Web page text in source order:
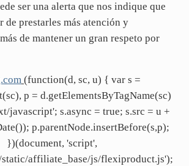
ser una alerta que nos indique que
de prestarles más atención y
de mantener un gran respeto por
(function(d, sc, u) { var s =
p = d.getElementsByTagName(sc)
javascript'; s.async = true; s.src = u +
p.parentNode.insertBefore(s,p);
})(document, 'script',
affiliate_base/js/flexiproduct.js');